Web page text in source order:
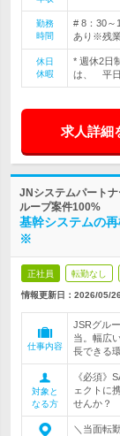
勤務
時間
# 8：30～
あり※残
休日
休暇
* 週休2日
は、 平日
求人詳細
JNシステムパート
ループ案件100%
基幹システムの
※
正社員 転勤なし
情報更新日：2026/05/26
仕事内容
JSRグル
当。幅広
長できる
対象と
なる方
《必須》
ェクトに
せんか？
＼当面転